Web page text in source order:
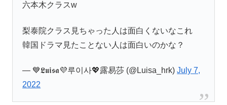
六本木クラスw
梨泰院クラス見ちゃった人は面白くないなこれ
韓国ドラマ見たことない人は面白いのかな？
— 💙𝕷𝖚𝖎𝖘𝖆💜루이사💖露易莎 (@Luisa_hrk)July 7,
2022